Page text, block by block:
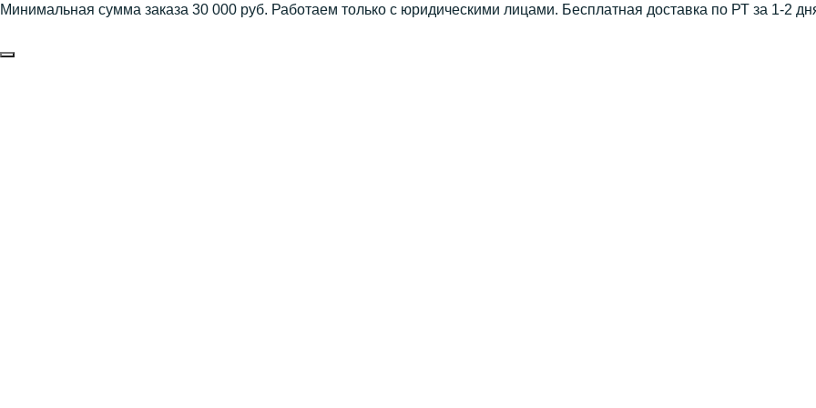
Минимальная сумма заказа 30 000 руб. Работаем только с юридическими лицами. Бесплатная доставка по РТ за 1-2